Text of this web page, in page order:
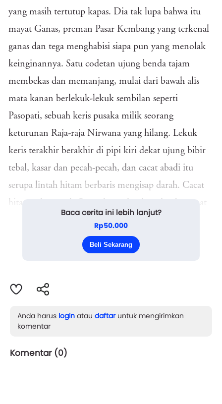
yang masih tertutup kapas. Dia tak lupa bahwa itu
mayat Ganas, preman Pasar Kembang yang terkenal
ganas dan tega menghabisi siapa pun yang menolak
keinginannya. Satu codetan ujung benda tajam
membekas dan memanjang, mulai dari bawah alis
mata kanan berlekuk-lekuk sembilan seperti
Pasopati, sebuah keris pusaka milik seorang
keturunan Raja-raja Nirwana yang hilang. Lekuk
keris terakhir berakhir di pipi kiri dekat ujung bibir
tebal, kasar dan pecah-pecah, dan cacat abadi itu
serupa lintah hitam berbaris mengisap darah. Cacat
hitam tak pernah Ganas lupa, dendam dan kesumat
menyatu, setelah sengaja ujung Pasopati mengukir
wajah Ganas yang tegang dan kaku. Tak percaya:
Pasopati sanggup mengukir kulit...
Baca cerita ini lebih lanjut?
Rp50.000
Beli Sekarang
Anda harus login atau daftaruntuk mengirimkan
komentar
Komentar (0)